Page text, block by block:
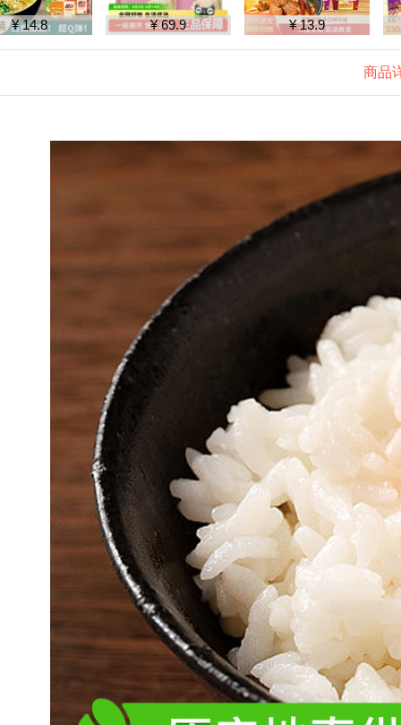
¥ 69.9 ¥ 13.9 ¥ 40.2
商品